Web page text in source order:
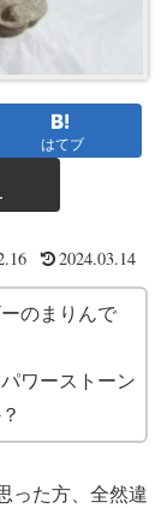
はてブ
2024.03.14
のまりんで
ワーストーン
った方、全然違